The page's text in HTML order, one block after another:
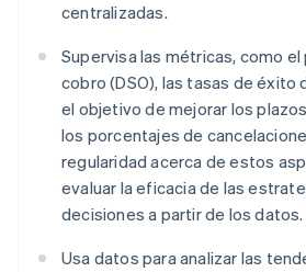
centralizadas.
Supervisa las métricas, como
cobro (DSO), las tasas de éxito
el objetivo de mejorar los
los porcentajes de
regularidad acerca de estos
evaluar la eficacia de las
decisiones a partir de los datos.
Usa datos para analizar las